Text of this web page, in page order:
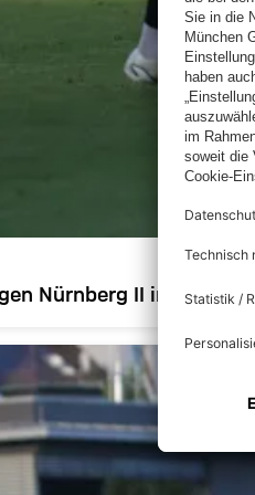
Nürnberg II in voller